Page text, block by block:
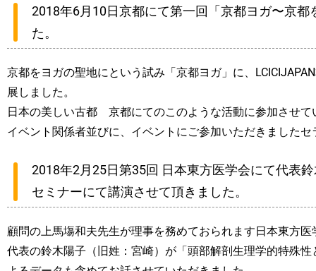
2018年6月10日京都にて第一回「京都ヨガ〜京
た。
京都をヨガの聖地にという試み「京都ヨガ」に、
展しました。
日本の美しい古都 京都にてのこのような活動に参加させて
イベント関係者並びに、イベントにご参加いただきました
2018年2月25日第35回 日本東方医学会にて代表
セミナーにて講演させて頂きました。
顧問の上馬塲和夫先生が理事を務めておられます日本東方医
代表の鈴木陽子（旧姓：宮崎）が「頭部解剖生理学的特殊